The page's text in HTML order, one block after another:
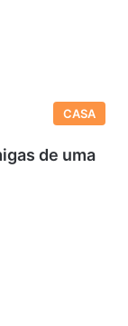
CASA
de uma